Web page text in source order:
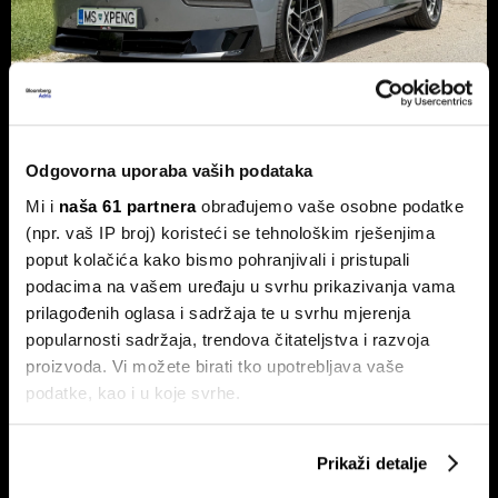
Odgovorna uporaba vaših podataka
Mi i naša 61 partneraobrađujemo vaše osobne podatke
(npr. vaš IP broj) koristeći se tehnološkim rješenjima
poput kolačića kako bismo pohranjivali i pristupali
podacima na vašem uređaju u svrhu prikazivanja vama
prilagođenih oglasa i sadržaja te u svrhu mjerenja
popularnosti sadržaja, trendova čitateljstva i razvoja
proizvoda. Vi možete birati tko upotrebljava vaše
podatke, kao i u koje svrhe.
Prikupljati podatke o vašoj geografskoj lokaciji,
Prikaži detalje
Xpeng P7+: Kinez koji priča kao
navijen i računa kao Turing
Luksuzni fastback s vlastitim čipom koji po
performansama nadmašuje usporedive Nvidijine proizvode.
Slučaj Fekkai - ni luksuzni biznisi